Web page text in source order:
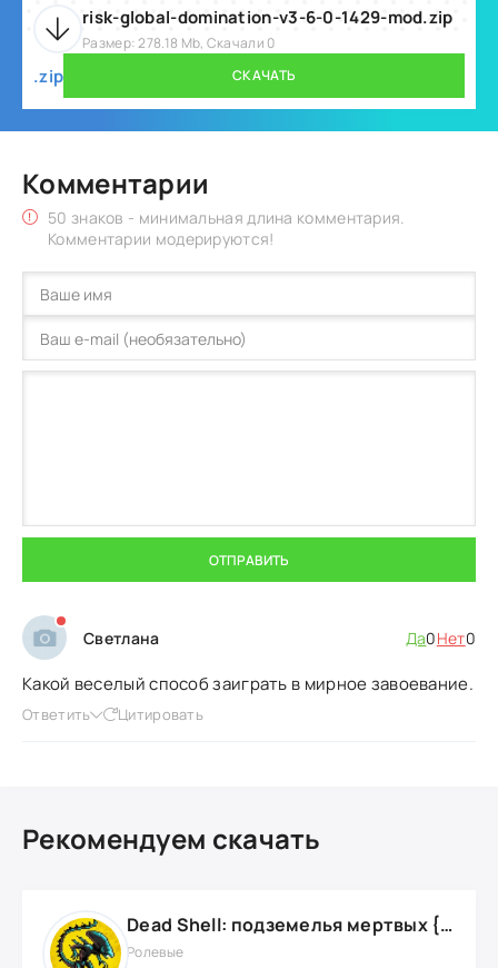
risk-global-domination-v3-6-0-1429-mod.zip
Размер: 278.18 Mb, Скачали 0
.zip СКАЧАТЬ
Комментарии
50 знаков - минимальная длина комментария.
Комментарии модерируются!
ОТПРАВИТЬ
Светлана Да0Нет0
Какой веселый способ заиграть в мирное завоевание.
Ответить Цитировать
Рекомендуем скачать
Dead Shell: подземелья мертвых {ВЗЛОМ: на деньги}
Ролевые